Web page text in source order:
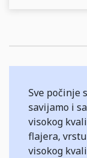
Sve počinje
savijamo i
visokog
flajera,
visokog